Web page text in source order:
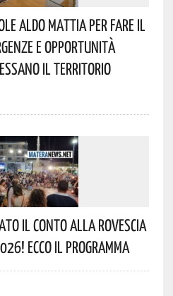
Aldo Mattia Per Fare Il
E Opportunità
Il Territorio
Il Conto Alla Rovescia
Ecco Il Programma